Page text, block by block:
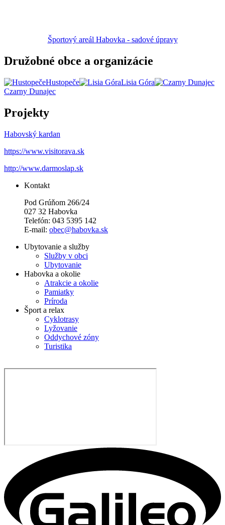
Športový areál Habovka - sadové úpravy
Družobné obce a organizácie
Hustopeče
Lisia Góra
Czarny Dunajec
Projekty
Habovský kardan
https://www.visitorava.sk
http://www.darmoslap.sk
Kontakt
Pod Grúňom 266/24
027 32 Habovka
Telefón: 043 5395 142
E-mail: obec@habovka.sk
Ubytovanie a služby
Služby v obci
Ubytovanie
Habovka a okolie
Atrakcie a okolie
Pamiatky
Príroda
Šport a relax
Cyklotrasy
Lyžovanie
Oddychové zóny
Turistika